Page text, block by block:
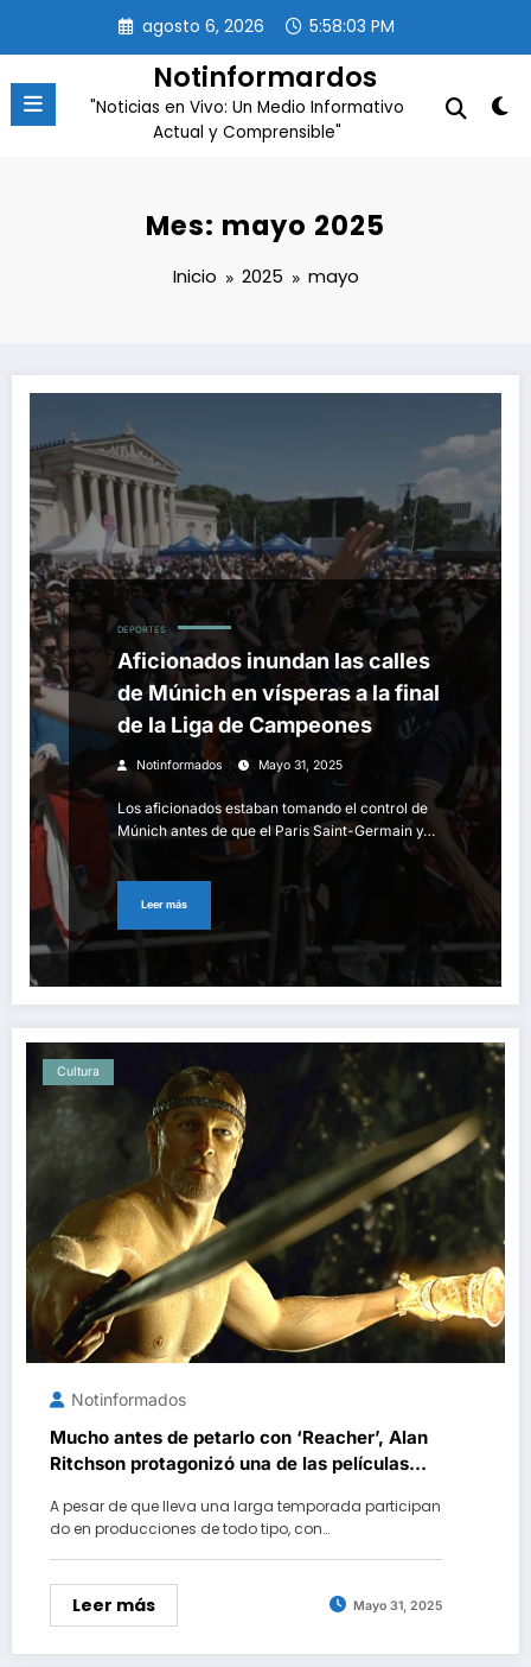
contenido
agosto 6, 2026 5:58:04 PM
Notinformardos
"Noticias en Vivo: Un Medio Informativo
Actual y Comprensible"
Mes: mayo 2025
Inicio 2025 mayo
DEPORTES
Aficionados inundan las calles
de Múnich en vísperas a la final
de la Liga de Campeones
Notinformados Mayo 31, 2025
Los aficionados estaban tomando el control de
Múnich antes de que el Paris Saint-Germain y…
Leer más
Cultura
Notinformados
Mucho antes de petarlo con ‘Reacher’, Alan
Ritchson protagonizó una de las películas
aunque sólo de cuello para abajo
A pesar de que lleva una larga temporada participan
do en producciones de todo tipo, con…
Leer más Mayo 31, 2025